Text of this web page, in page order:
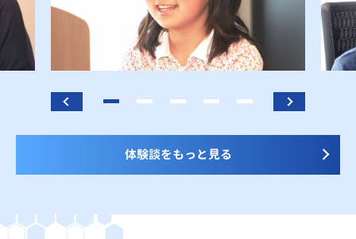
体験談をもっと見る